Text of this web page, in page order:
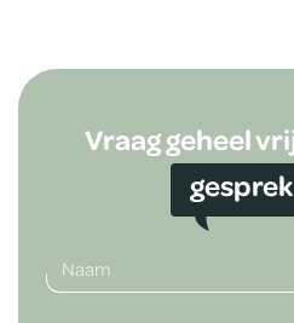
Vraag geheel
gesprek